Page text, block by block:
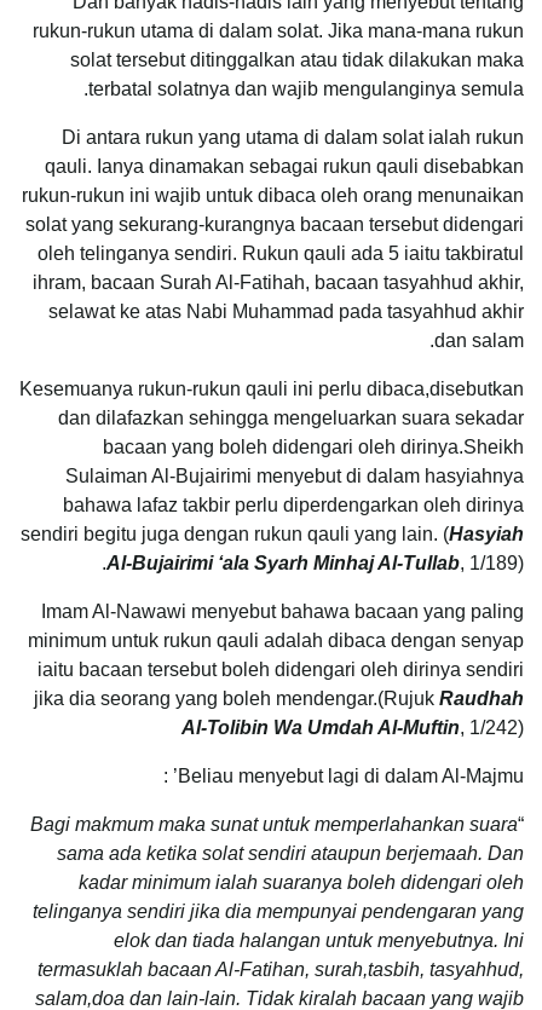
rukun-rukun utama di dalam solat. Jika mana-mana rukun
solat tersebut ditinggalkan atau tidak dilakukan maka
terbatal solatnya dan wajib mengulanginya semula.
Di antara rukun yang utama di dalam solat ialah rukun
qauli. Ianya dinamakan sebagai rukun qauli disebabkan
rukun-rukun ini wajib untuk dibaca oleh orang menunaikan
solat yang sekurang-kurangnya bacaan tersebut didengari
oleh telinganya sendiri. Rukun qauli ada 5 iaitu takbiratul
ihram, bacaan Surah Al-Fatihah, bacaan tasyahhud akhir,
selawat ke atas Nabi Muhammad pada tasyahhud akhir
dan salam.
Kesemuanya rukun-rukun qauli ini perlu dibaca,disebutkan
dan dilafazkan sehingga mengeluarkan suara sekadar
bacaan yang boleh didengari oleh dirinya.Sheikh
Sulaiman Al-Bujairimi menyebut di dalam hasyiahnya
bahawa lafaz takbir perlu diperdengarkan oleh dirinya
sendiri begitu juga dengan rukun qauli yang lain. (Hasyiah
Al-Bujairimi ‘ala Syarh Minhaj Al-Tullab, 1/189).
Imam Al-Nawawi menyebut bahawa bacaan yang paling
minimum untuk rukun qauli adalah dibaca dengan senyap
iaitu bacaan tersebut boleh didengari oleh dirinya sendiri
jika dia seorang yang boleh mendengar.(Rujuk Raudhah
Al-Tolibin Wa Umdah Al-Muftin, 1/242)
Beliau menyebut lagi di dalam Al-Majmu’ :
“
Bagi makmum maka sunat untuk memperlahankan suara
sama ada ketika solat sendiri ataupun berjemaah. Dan
kadar minimum ialah suaranya boleh didengari oleh
telinganya sendiri jika dia mempunyai pendengaran yang
elok dan tiada halangan untuk menyebutnya. Ini
termasuklah bacaan Al-Fatihan, surah,tasbih, tasyahhud,
salam,doa dan lain-lain. Tidak kiralah bacaan yang wajib